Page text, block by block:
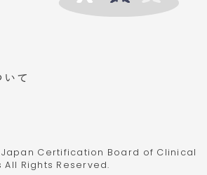
て
Certification Board of Clinical
Rights Reserved.